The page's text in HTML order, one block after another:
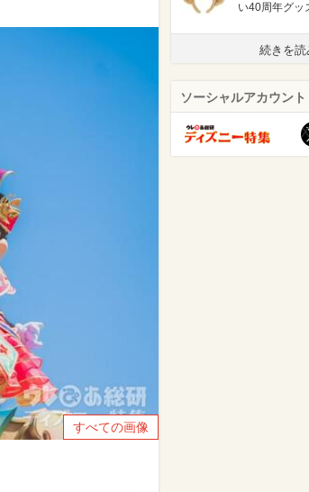
すべての画像
い40周年グッ
続きを読
ソーシャルアカウント
X